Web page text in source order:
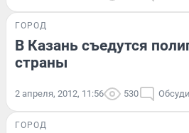
ГОРОД
В Казань съедутся
страны
2 апреля, 2012, 11:56 530
ГОРОД